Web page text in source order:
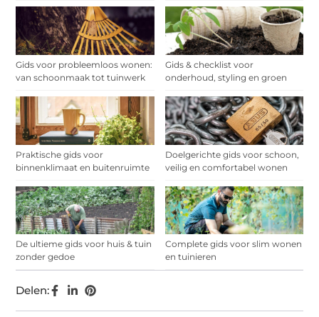
Gids voor probleemloos wonen:
van schoonmaak tot tuinwerk
Gids & checklist voor
onderhoud, styling en groen
Praktische gids voor
binnenklimaat en buitenruimte
Doelgerichte gids voor schoon,
veilig en comfortabel wonen
De ultieme gids voor huis & tuin
zonder gedoe
Complete gids voor slim wonen
en tuinieren
Delen: